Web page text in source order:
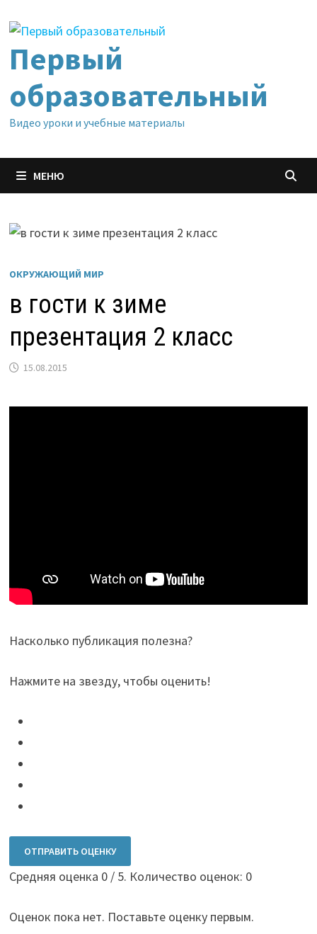
содержимому
Первый
образовательный
Видео уроки и учебные материалы
МЕНЮ
ОКРУЖАЮЩИЙ МИР
в гости к зиме
презентация 2 класс
15.08.2015
Насколько публикация полезна?
Нажмите на звезду, чтобы оценить!
ОТПРАВИТЬ ОЦЕНКУ
Средняя оценка 0/ 5. Количество оценок: 0
Оценок пока нет. Поставьте оценку первым.